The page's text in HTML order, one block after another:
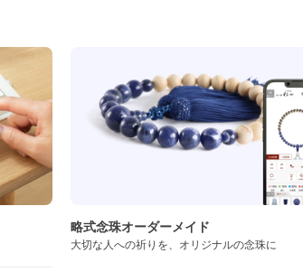
略式念珠オーダーメイド
大切な人への祈りを、オリジナルの念珠に